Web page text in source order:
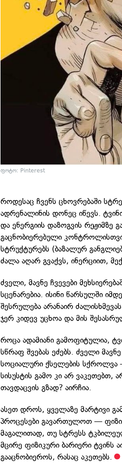
ფოტო: Pinterest
როდესაც ჩვენს ცხოვრებაში
ადრენალინის დონეც იწევს.
და ენერგიის დაზოგვის რეჟიმზე
გაცნობიერებული
სტრუქტურებს (ბაზალურ
ძალა აღარ გვაქვს, ინერციით,
ძველი, მავნე ჩვევები
სცენარებია. ისინი წარსულში
შესრულება არანაირ
ჯერ კიდევ უცხოა და მის
როცა ადამიანი გამოფიტულია,
სწრაფ შვებას ეძებს. ძველი
სოციალური ქსელების სქროლვა
სისუსტის გამო კი არ ვაკეთებთ,
თავდაცვის გზად? აირჩია.
ასეთ დროს, ყველაზე მარტივი
პროცესები გავართულოთ —
მაგალითად, თუ სტრესს
მცირე ფიზიკური ბარიერი ტვინს
გააცნობიეროს, რასაც აკეთებს.